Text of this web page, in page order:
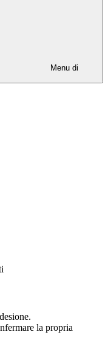
Menu di
la propria